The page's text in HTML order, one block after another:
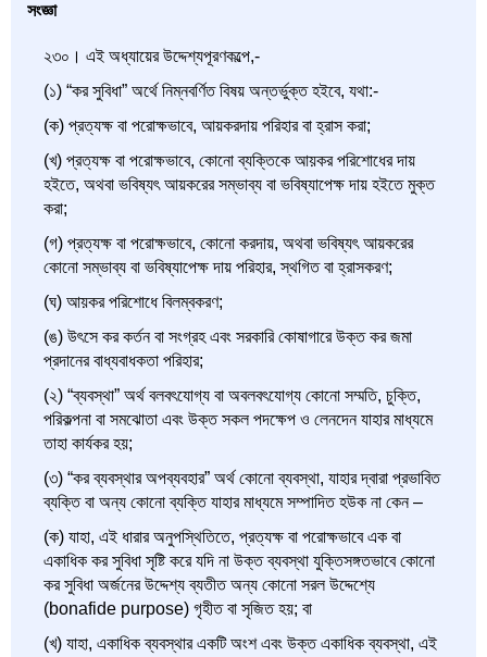
সংজ্ঞা
২৩০। এই অধ্যায়ের উদ্দেশ্যপূরণকল্পে,-
(১) “কর সুবিধা” অর্থে নিম্নবর্ণিত বিষয় অন্তর্ভুক্ত হইবে, যথা:-
(ক) প্রত্যক্ষ বা পরোক্ষভাবে, আয়করদায় পরিহার বা হ্রাস করা;
(খ) প্রত্যক্ষ বা পরোক্ষভাবে, কোনো ব্যক্তিকে আয়কর পরিশোধের দায়
হইতে, অথবা ভবিষ্যৎ আয়করের সম্ভাব্য বা ভবিষ্যাপেক্ষ দায় হইতে মুক্ত
করা;
(গ) প্রত্যক্ষ বা পরোক্ষভাবে, কোনো করদায়, অথবা ভবিষ্যৎ আয়করের
কোনো সম্ভাব্য বা ভবিষ্যাপেক্ষ দায় পরিহার, স্থগিত বা হ্রাসকরণ;
(ঘ) আয়কর পরিশোধে বিলম্বকরণ;
(ঙ) উৎসে কর কর্তন বা সংগ্রহ এবং সরকারি কোষাগারে উক্ত কর জমা
প্রদানের বাধ্যবাধকতা পরিহার;
(২) “ব্যবস্থা” অর্থ বলবৎযোগ্য বা অবলবৎযোগ্য কোনো সম্মতি, চুক্তি,
পরিকল্পনা বা সমঝোতা এবং উক্ত সকল পদক্ষেপ ও লেনদেন যাহার মাধ্যমে
তাহা কার্যকর হয়;
(৩) “কর ব্যবস্থার অপব্যবহার” অর্থ কোনো ব্যবস্থা, যাহার দ্বারা প্রভাবিত
ব্যক্তি বা অন্য কোনো ব্যক্তি যাহার মাধ্যমে সম্পাদিত হউক না কেন –
(ক) যাহা, এই ধারার অনুপস্থিতিতে, প্রত্যক্ষ বা পরোক্ষভাবে এক বা
একাধিক কর সুবিধা সৃষ্টি করে যদি না উক্ত ব্যবস্থা যুক্তিসঙ্গতভাবে কোনো
কর সুবিধা অর্জনের উদ্দেশ্য ব্যতীত অন্য কোনো সরল উদ্দেশ্যে
(bonafide purpose) গৃহীত বা সৃজিত হয়; বা
(খ) যাহা, একাধিক ব্যবস্থার একটি অংশ এবং উক্ত একাধিক ব্যবস্থা, এই